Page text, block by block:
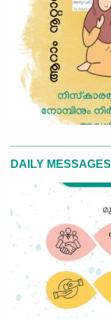
DAILY MESSAGES